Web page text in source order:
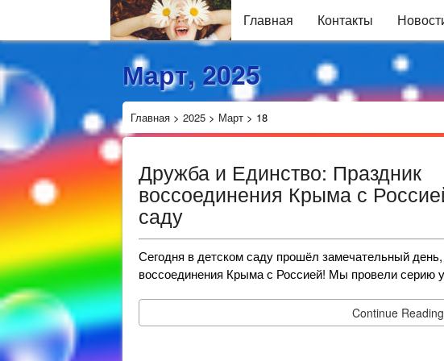
Главная Контакты
Март, 2025
Главная > 2025 > Март > 18
Дружба и Единство: Праздник
воссоединения Крыма с
саду
Сегодня в детском саду прошёл замечательный
воссоединения Крыма с Россией! Мы провели серию
Continue Reading